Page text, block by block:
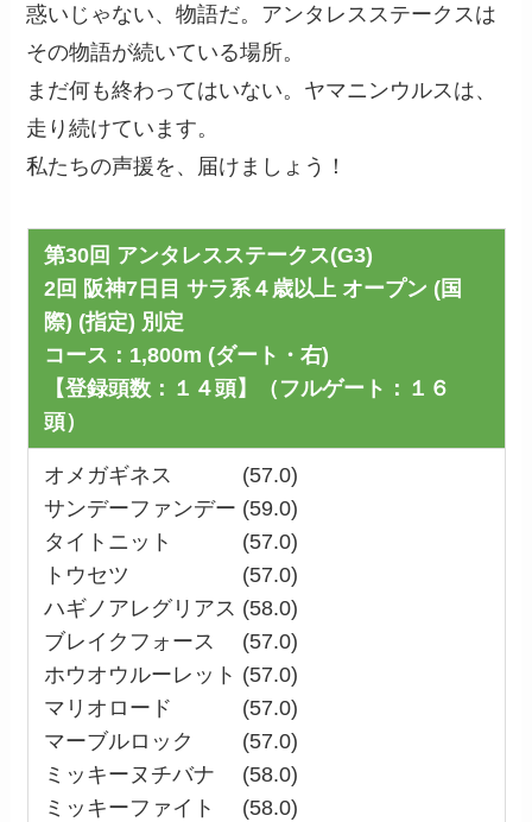
惑いじゃない、物語だ。アンタレスステークスは
その物語が続いている場所。
まだ何も終わってはいない。ヤマニンウルスは、
走り続けています。
私たちの声援を、届けましょう！
第30回 アンタレスステークス(G3)
2回 阪神7日目 サラ系４歳以上 オープン (国
際) (指定) 別定
コース：1,800m (ダート・右)
【登録頭数：１４頭】（フルゲート：１６
頭）
オメガギネス (57.0)
サンデーファンデー (59.0)
タイトニット (57.0)
トウセツ (57.0)
ハギノアレグリアス (58.0)
ブレイクフォース (57.0)
ホウオウルーレット (57.0)
マリオロード (57.0)
マーブルロック (57.0)
ミッキーヌチバナ (58.0)
ミッキーファイト (58.0)